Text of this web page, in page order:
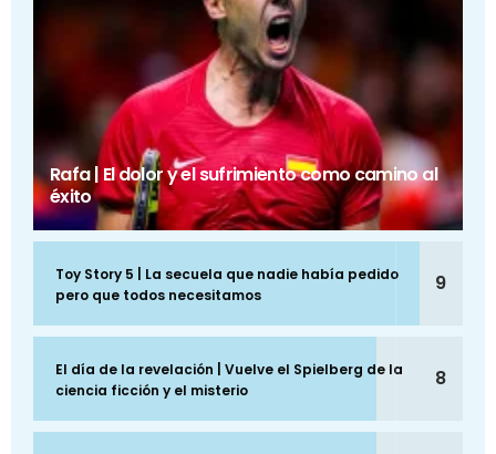
Rafa | El dolor y el sufrimiento como camino al
éxito
Toy Story 5 | La secuela que nadie había pedido
pero que todos necesitamos
9
El día de la revelación | Vuelve el Spielberg de la
ciencia ficción y el misterio
8